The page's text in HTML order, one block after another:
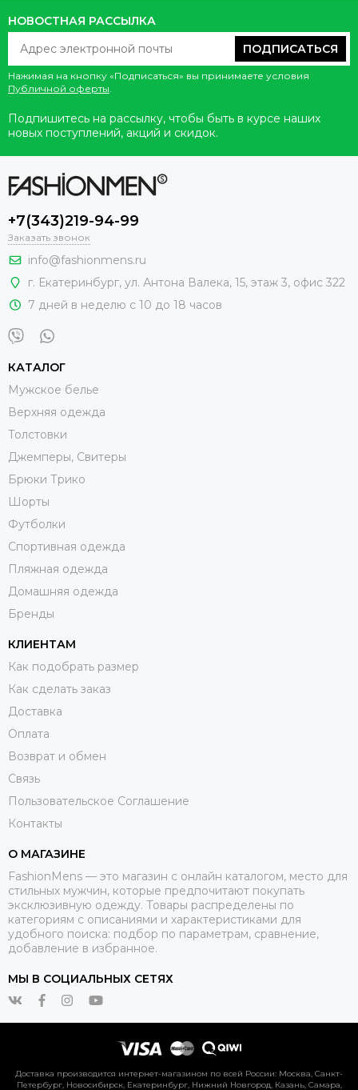
НОВОСТНАЯ РАССЫЛКА
ПОДПИСАТЬСЯ
Нажимая на кнопку «Подписаться» вы принимаете условия
Публичной оферты.
Подпишитесь на рассылку, чтобы быть в курсе наших
новых поступлений, акций и скидок.
+7(343)219-94-99
Заказать звонок
info@fashionmens.ru
г. Екатеринбург, ул. Антона Валека, 15, этаж 3, офис 322
7 дней в неделю с 10 до 18 часов
КАТАЛОГ
Мужское белье
Верхняя одежда
Толстовки
Джемперы, Свитеры
Брюки Трико
Шорты
Футболки
Спортивная одежда
Пляжная одежда
Домашняя одежда
Бренды
КЛИЕНТАМ
Как подобрать размер
Как сделать заказ
Доставка
Оплата
Возврат и обмен
Связь
Пользовательское Соглашение
Контакты
О МАГАЗИНЕ
FashionMens — это магазин с онлайн каталогом, место для
стильных мужчин, которые предпочитают покупать
эксклюзивную одежду. Товары распределены по
категориям с описаниями и характеристиками для
удобного поиска: подбор по параметрам, сравнение,
добавление в избранное.
МЫ В СОЦИАЛЬНЫХ СЕТЯХ
Доставка производится интернет-магазином по всей России: Москва, Санкт-
Петербург, Новосибирск, Екатеринбург, Нижний Новгород, Казань, Самара,